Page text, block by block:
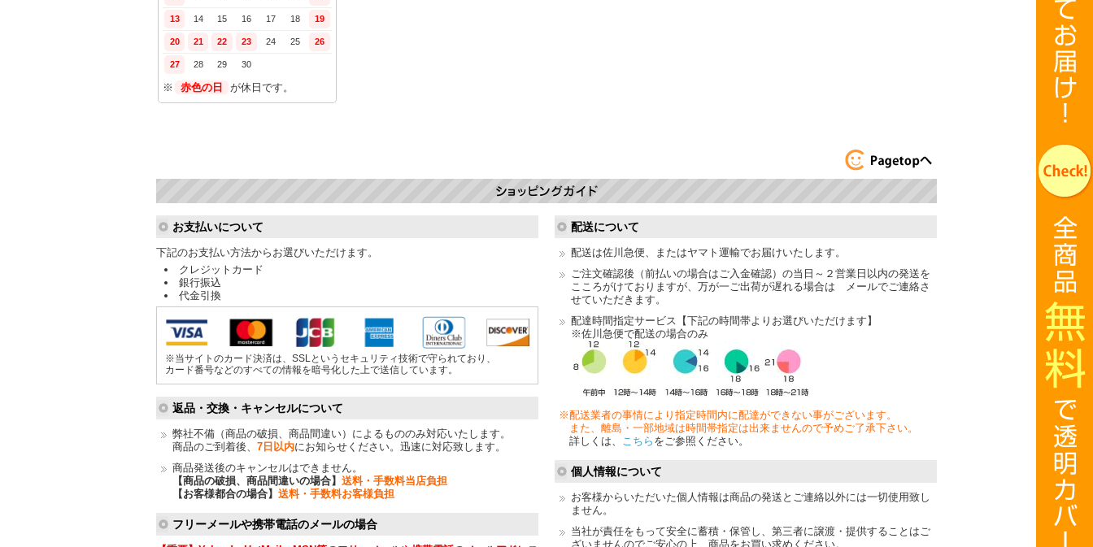
このページのト
ップへ
お支払いについて
下記のお支払い方法からお選びいただけます。
クレジットカード
銀行振込
代金引換
※当サイトのカード決済は、SSLというセキュリティ技術で守られており、
カード番号などのすべての情報を暗号化した上で送信しています。
返品・交換・キャンセルについて
弊社不備（商品の破損、商品間違い）によるもののみ対応いたします。
商品のご到着後、 7日以内にお知らせください。迅速に対応致します。
商品発送後のキャンセルはできません。
【商品の破損、商品間違いの場合】 送料・手数料当店負担
【お客様都合の場合】 送料・手数料お客様負担
フリーメールや携帯電話のメールの場合
配送について
配送は佐川急便、またはヤマト運輸でお届けいたします。
ご注文確認後（前払いの場合はご入金確認）の当日～２営業日以内の発送を
こころがけておりますが、万が一ご出荷が遅れる場合は メールでご連絡さ
せていただきます。
配達時間指定サービス【下記の時間帯よりお選びいただけます】
※佐川急便で配送の場合のみ
※配送業者の事情により指定時間内に配達ができない事がございます。
また、離島・一部地域は時間帯指定は出来ませんので予めご了承下さい。
詳しくは、 こちら をご参照ください。
個人情報について
お客様からいただいた個人情報は商品の発送とご連絡以外には一切使用致し
ません。
当社が責任をもって安全に蓄積・保管し、第三者に譲渡・提供することはご
ざいませんのでご安心の上、商品をお買い求めください。